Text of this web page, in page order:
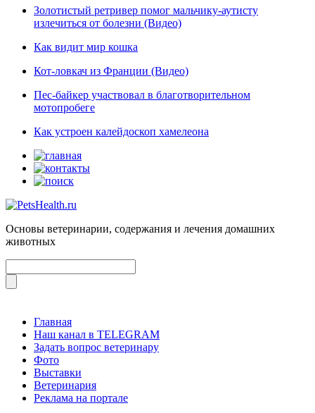
Золотистый ретривер помог мальчику-аутисту
излечиться от болезни (Видео)
Как видит мир кошка
Кот-ловкач из Франции (Видео)
Пес-байкер участвовал в благотворительном
мотопробеге
Как устроен калейдоскоп хамелеона
Основы ветеринарии, содержания и лечения домашних
животных
Главная
Наш канал в TELEGRAM
Задать вопрос ветеринару
Фото
Выставки
Ветеринария
Реклама на портале